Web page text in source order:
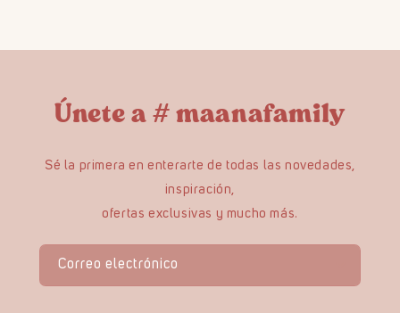
Únete a # maanafamily
Sé la primera en enterarte de todas las novedades,
inspiración,
ofertas exclusivas y mucho más.
Correo electrónico